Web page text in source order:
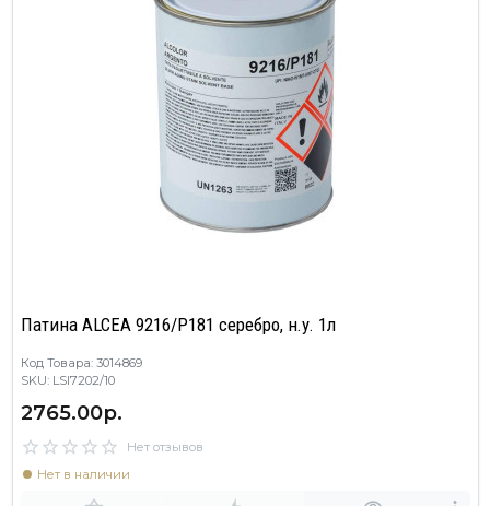
Патина ALCEA 9216/P181 серебро, н.у. 1л
Код Товара: 3014869
SKU: LSI7202/10
2765.00р.
Нет отзывов
Нет в наличии